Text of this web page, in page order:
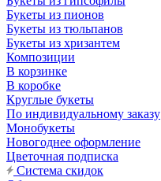
Букеты из пионов
Букеты из тюльпанов
Букеты из хризантем
Композиции
В корзинке
В коробке
Круглые букеты
По индивидуальному заказу
Монобукеты
Новогоднее оформление
Цветочная подписка
Система скидок